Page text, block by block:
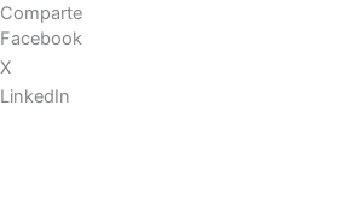
Comparte
Facebook
X
LinkedIn